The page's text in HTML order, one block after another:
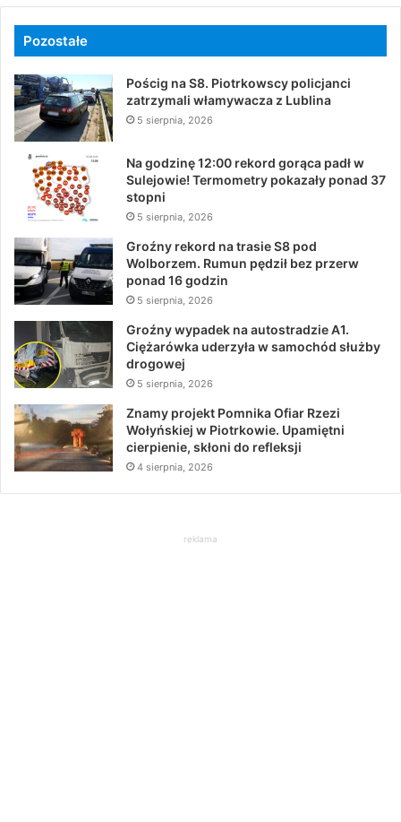
Pozostałe
Pościg na S8. Piotrkowscy policjanci
zatrzymali włamywacza z Lublina
5 sierpnia, 2026
Na godzinę 12:00 rekord gorąca padł w
Sulejowie! Termometry pokazały ponad 37
stopni
5 sierpnia, 2026
Groźny rekord na trasie S8 pod
Wolborzem. Rumun pędził bez przerw
ponad 16 godzin
5 sierpnia, 2026
Groźny wypadek na autostradzie A1.
Ciężarówka uderzyła w samochód służby
drogowej
5 sierpnia, 2026
Znamy projekt Pomnika Ofiar Rzezi
Wołyńskiej w Piotrkowie. Upamiętni
cierpienie, skłoni do refleksji
4 sierpnia, 2026
reklama